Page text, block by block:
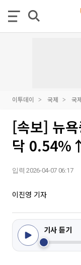
이투데이 국제 국
[속보] 뉴
닥
입력 2026-04-07 06:17
이진영 기자
기사 듣기